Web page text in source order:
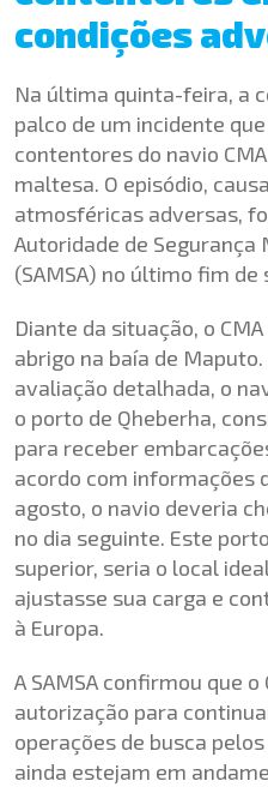
condições
Na última quinta-feira, a
palco de um incidente
contentores do navio
maltesa. O episódio,
atmosféricas adversas,
Autoridade de
(SAMSA) no último fim de
Diante da situação, o
abrigo na baía de
avaliação detalhada, o
o porto de Qheberha,
para receber
acordo com informações
agosto, o navio deveria
no dia seguinte. Este
superior, seria o local
ajustasse sua carga e
à Europa.
A SAMSA confirmou que
autorização para
operações de busca
ainda estejam em